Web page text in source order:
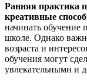
Ранняя практика
креативные
начинать обучение
школе. Однако
возраста и
обучения могут
увлекательными и